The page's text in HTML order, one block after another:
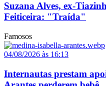
Suzana Alves, ex-
Feiticeira: "Traída"
Famosos
04/08/2026 às 16:13
Internautas prestam